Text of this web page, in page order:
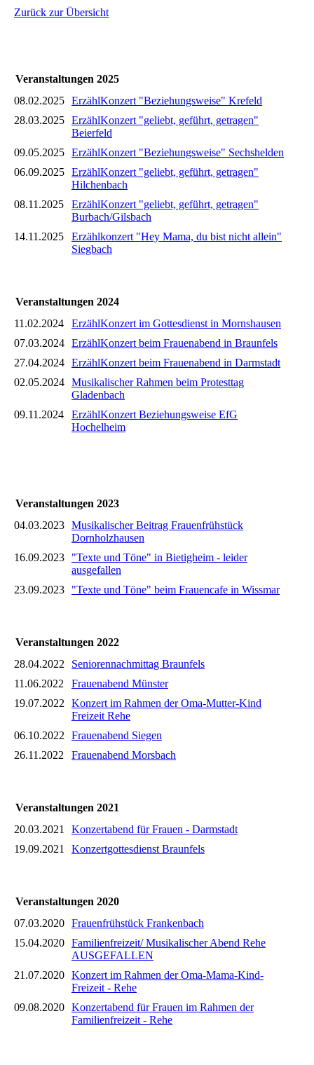
Zurück zur Übersicht
Veranstaltungen 2025
08.02.2025 ErzählKonzert "Beziehungsweise" Krefeld
28.03.2025 ErzählKonzert "geliebt, geführt, getragen"
Beierfeld
09.05.2025 ErzählKonzert "Beziehungsweise" Sechshelden
06.09.2025 ErzählKonzert "geliebt, geführt, getragen"
Hilchenbach
08.11.2025
ErzählKonzert "geliebt, geführt, getragen"
Burbach/Gilsbach
14.11.2025
Erzählkonzert "Hey Mama, du bist nicht allein"
Siegbach
Veranstaltungen 2024
11.02.2024
ErzählKonzert im Gottesdienst in Mornshausen
07.03.2024 ErzählKonzert beim Frauenabend in Braunfels
27.04.2024 ErzählKonzert beim Frauenabend in Darmstadt
02.05.2024 Musikalischer Rahmen beim Protesttag
Gladenbach
09.11.2024
ErzählKonzert Beziehungsweise EfG
Hochelheim
Veranstaltungen 2023
04.03.2023 Musikalischer Beitrag Frauenfrühstück
Dornholzhausen
16.09.2023
"Texte und Töne" in Bietigheim - leider
ausgefallen
23.09.2023
"Texte und Töne" beim Frauencafe in Wissmar
Veranstaltungen 2022
28.04.2022
Seniorennachmittag Braunfels
11.06.2022
Frauenabend Münster
19.07.2022
Konzert im Rahmen der Oma-Mutter-Kind
Freizeit Rehe
06.10.2022
Frauenabend Siegen
26.11.2022
Frauenabend Morsbach
Veranstaltungen 2021
20.03.2021
Konzertabend für Frauen - Darmstadt
19.09.2021
Konzertgottesdienst Braunfels
Veranstaltungen 2020
07.03.2020 Frauenfrühstück Frankenbach
15.04.2020 Familienfreizeit/ Musikalischer Abend Rehe
AUSGEFALLEN
21.07.2020 Konzert im Rahmen der Oma-Mama-Kind-
Freizeit - Rehe
09.08.2020 Konzertabend für Frauen im Rahmen der
Familienfreizeit - Rehe